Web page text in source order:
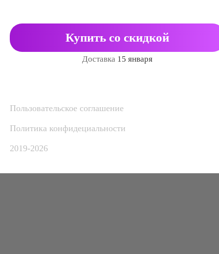
Купить со скидкой
Доставка 15 января
Пользовательское соглашение
Политика конфидециальности
2019-2026